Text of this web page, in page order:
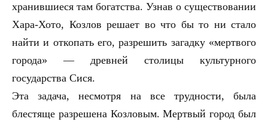
хранившиеся там богатства. Узнав о существовании
Хара-Хото, Козлов решает во что бы то ни стало
найти и откопать его, разрешить загадку «мертвого
города» — древней столицы культурного
государства Сися.
Эта задача, несмотря на все трудности, была
блестяще разрешена Козловым. Мертвый город был